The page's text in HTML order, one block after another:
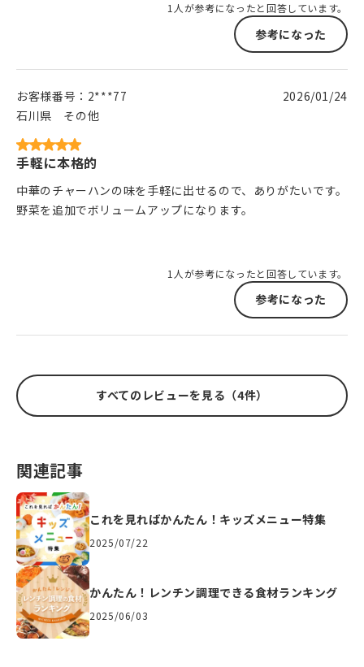
1人が参考になったと回答しています。
参考になった
お客様番号： 2***77
石川県
その他
2026/01/24
手軽に本格的
中華のチャーハンの味を手軽に出せるので、ありがたいです。
野菜を追加でボリュームアップになります。
1人が参考になったと回答しています。
参考になった
すべてのレビューを見る（4件）
関連記事
これを見ればかんたん！キッズメニュー特集
2025/07/22
かんたん！レンチン調理できる食材ランキング
2025/06/03